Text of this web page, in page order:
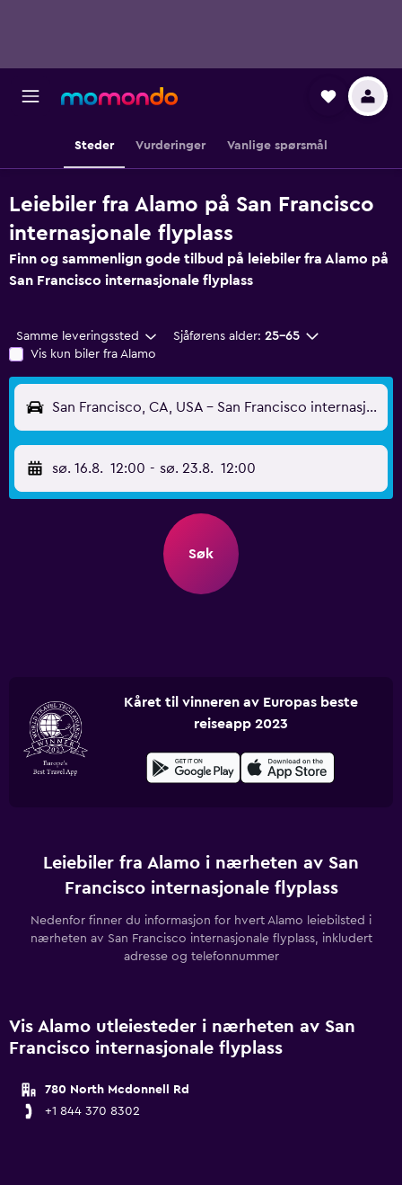
Steder Vurderinger Vanlige spørsmål
Leiebiler fra Alamo på San Francisco
internasjonale flyplass
Finn og sammenlign gode tilbud på leiebiler fra Alamo på
San Francisco internasjonale flyplass
Samme leveringssted Sjåførens alder: 25–65
Vis kun biler fra Alamo
San Francisco, CA, USA - San Francisco internasjonale (SFO)
sø. 16.8. 12:00 - sø. 23.8. 12:00
Søk
Kåret til vinneren av Europas beste
reiseapp 2023
Leiebiler fra Alamo i nærheten av San
Francisco internasjonale flyplass
Nedenfor finner du informasjon for hvert Alamo leiebilsted i
nærheten av San Francisco internasjonale flyplass, inkludert
adresse og telefonnummer
Vis Alamo utleiesteder i nærheten av San
Francisco internasjonale flyplass
780 North Mcdonnell Rd
+1 844 370 8302